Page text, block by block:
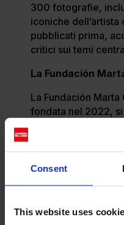
Consent
This website uses
300 fotografie,
iconiche dell’artista
pubblicati prima,
critici sui temi
La Fundación
La Fundación
fondata nel 2022,
come un punto di
Con il suo spazio
portuale di A
dedicata a
cui “Peter